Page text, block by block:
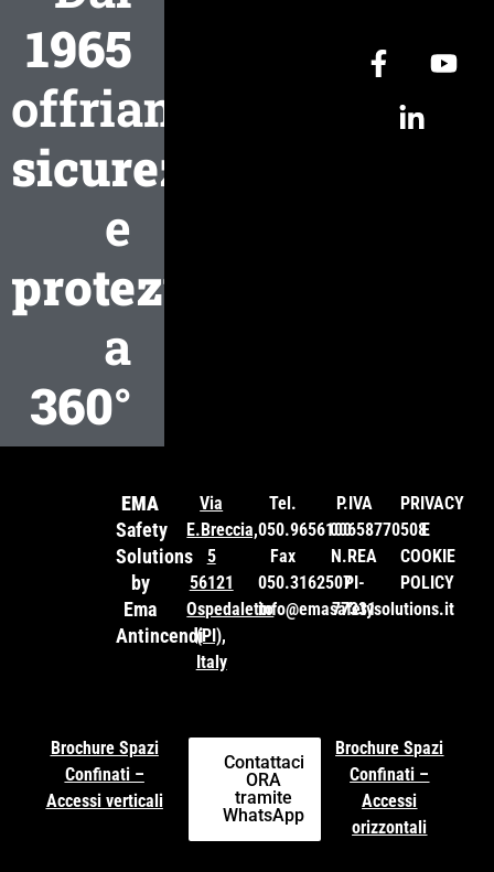
1965
offriamo
sicurezza
e
protezione
a
360°
EMA
Safety
Solutions
by
Ema
Antincendi
Via
E.Breccia,
5
56121
Ospedaletto
(PI),
Italy
Tel.
050.9656100
Fax
050.3162507
info@emasafetysolutions.it
P.IVA
00658770508
N.REA
PI-
77331
PRIVACY
E
COOKIE
POLICY
Brochure Spazi
Confinati –
Accessi verticali
Contattaci
ORA
tramite
WhatsApp
Brochure Spazi
Confinati –
Accessi
orizzontali